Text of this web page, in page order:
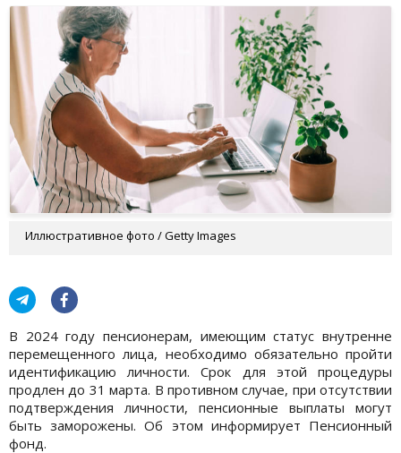
Иллюстративное фото / Getty Images
В 2024 году пенсионерам, имеющим статус внутренне
перемещенного лица, необходимо обязательно пройти
идентификацию личности. Срок для этой процедуры
продлен до 31 марта. В противном случае, при отсутствии
подтверждения личности, пенсионные выплаты могут
быть заморожены. Об этом информирует Пенсионный
фонд.